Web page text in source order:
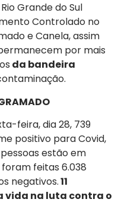
Grande do Sul
Controlado no
e Canela, assim
por mais
da bandeira
feira, dia 28, 739
positivo para Covid,
estão em
feitas 6.038
negativos.11
vida na luta contra o